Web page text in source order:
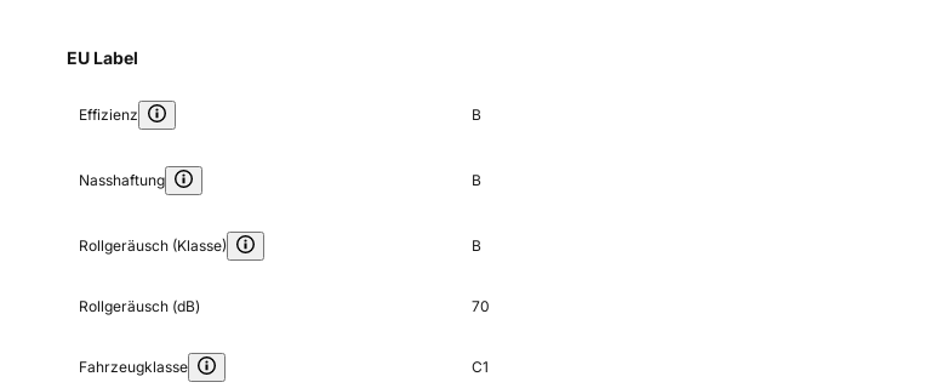
EU Label
Effizienz B
Nasshaftung B
Rollgeräusch (Klasse) B
Rollgeräusch (dB) 70
Fahrzeugklasse C1